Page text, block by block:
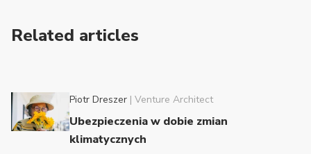
Related articles
Piotr Dreszer | Venture Architect
Ubezpieczenia w dobie zmian
klimatycznych